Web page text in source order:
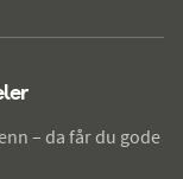
– da får du gode